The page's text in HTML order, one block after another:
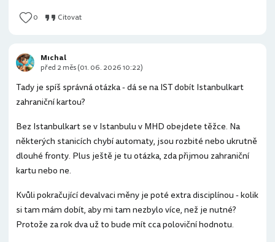
0 Citovat
Tady je spíš správná otázka - dá se na IST dobít Istanbulkart
zahraniční kartou?
Bez Istanbulkart se v Istanbulu v MHD obejdete těžce. Na
některých stanicích chybí automaty, jsou rozbité nebo ukrutně
dlouhé fronty. Plus ještě je tu otázka, zda přijmou zahraniční
kartu nebo ne.
Kvůli pokračující devalvaci měny je poté extra disciplínou - kolik
si tam mám dobít, aby mi tam nezbylo více, než je nutné?
Protože za rok dva už to bude mít cca poloviční hodnotu.
Mıchal
před 2 měs (01. 06. 2026 10:22)